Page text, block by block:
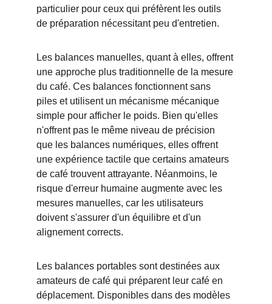
particulier pour ceux qui préfèrent les outils
de préparation nécessitant peu d'entretien.
Les balances manuelles, quant à elles, offrent
une approche plus traditionnelle de la mesure
du café. Ces balances fonctionnent sans
piles et utilisent un mécanisme mécanique
simple pour afficher le poids. Bien qu'elles
n'offrent pas le même niveau de précision
que les balances numériques, elles offrent
une expérience tactile que certains amateurs
de café trouvent attrayante. Néanmoins, le
risque d'erreur humaine augmente avec les
mesures manuelles, car les utilisateurs
doivent s'assurer d'un équilibre et d'un
alignement corrects.
Les balances portables sont destinées aux
amateurs de café qui préparent leur café en
déplacement. Disponibles dans des modèles